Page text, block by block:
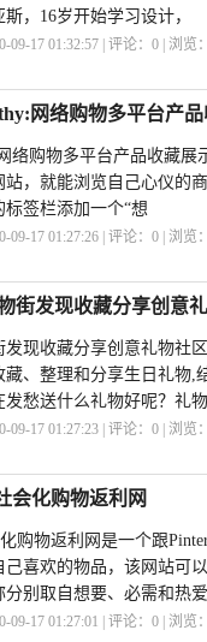
，16岁开始学习设计，
09-17 01:32:57 | 评论：0 | 浏览
网络购物多平台产
络购物多平台产品收藏
站，就能浏览自己心仪的
签栏添加一个“想
09-17 01:27:26 | 评论：0 | 浏览
街发现收藏分享创意
发现收藏分享创意礼物社
藏、整理和分享生日礼物,
发愁送什么礼物好呢？礼
09-17 01:27:23 | 评论：0 | 浏览
会化购物返利网
购物返利网是一个跟
己喜欢的物品，该网站可
分别取自想要、必需和热
09-17 01:27:01 | 评论：0 | 浏览：